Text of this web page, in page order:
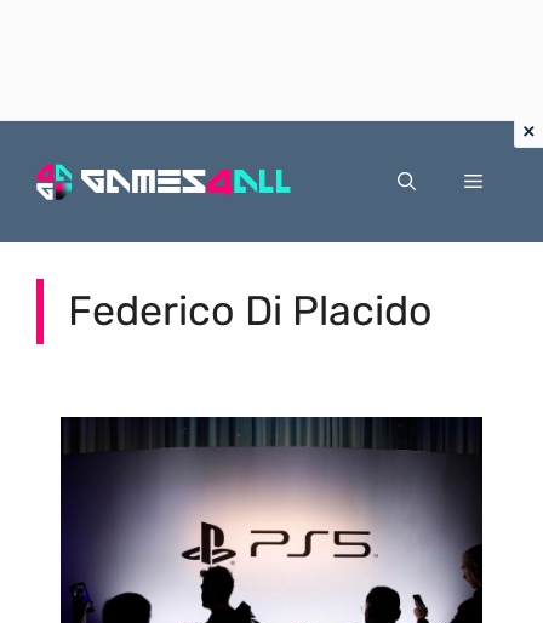
Menu
Federico Di Placido